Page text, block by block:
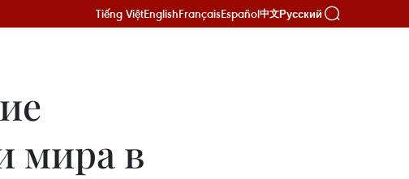
Tiếng ViệtEnglishFrançaisEspañol中文Русский
мира в